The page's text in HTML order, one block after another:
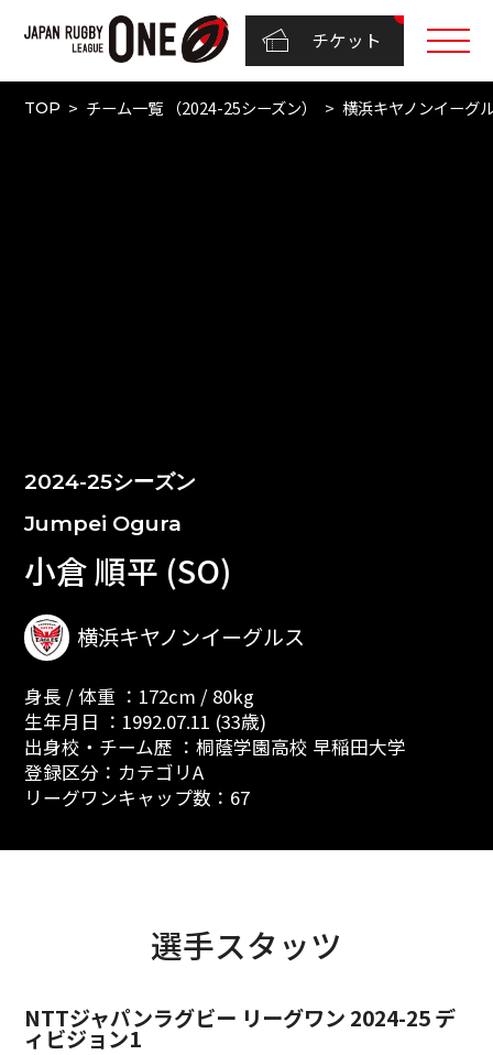
チケット
TOP チーム一覧 （2024-25シーズン） 横浜キヤノンイーグ
2024-25シーズン
Jumpei Ogura
小倉 順平 (SO)
横浜キヤノンイーグルス
身長 / 体重 ：172cm / 80kg
生年月日 ：1992.07.11 (33歳)
出身校・チーム歴 ：桐蔭学園高校 早稲田大学
登録区分：カテゴリA
リーグワンキャップ数：67
選手スタッツ
NTTジャパンラグビー リーグワン 2024-25 デ
ィビジョン1